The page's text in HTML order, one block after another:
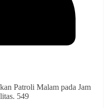
Patroli Malam pada Jam
549